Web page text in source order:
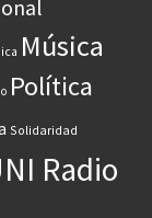
Música
Política
Solidaridad
Radio